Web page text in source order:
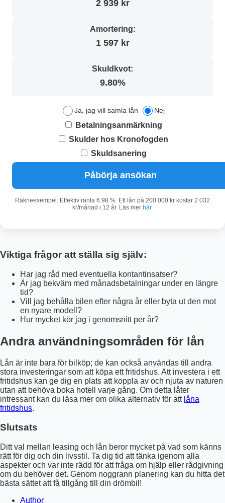
2 939 kr
Amortering:
1 597 kr
Skuldkvot:
9.80%
Ja, jag vill samla lån Nej
Betalningsanmärkning
Skulder hos Kronofogden
Skuldsanering
Påbörja ansökan
Räkneexempel: Effektiv ränta 6.98 %. Ett lån på 200 000 kr kostar 2 032
kr/månad i 12 år. Läs mer här.
Viktiga frågor att ställa sig själv:
Har jag råd med eventuella kontantinsatser?
Är jag bekväm med månadsbetalningar under en längre
tid?
Vill jag behålla bilen efter några år eller byta ut den mot
en nyare modell?
Hur mycket kör jag i genomsnitt per år?
Andra användningsområden för lån
Lån är inte bara för bilköp; de kan också användas till andra
stora investeringar som att köpa ett fritidshus. Att investera i ett
fritidshus kan ge dig en plats att koppla av och njuta av naturen
utan att behöva boka hotell varje gång. Om detta låter
intressant kan du läsa mer om olika alternativ för att låna
fritidshus.
Slutsats
Ditt val mellan leasing och lån beror mycket på vad som känns
rätt för dig och din livsstil. Ta dig tid att tänka igenom alla
aspekter och var inte rädd för att fråga om hjälp eller rådgivning
om du behöver det. Genom noggrann planering kan du hitta det
bästa sättet att få tillgång till din drömbil!
Author